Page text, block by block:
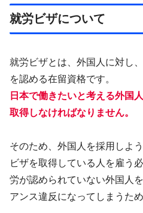
就労ビザについて
就労ビザとは、外国人に対し
を認める在留資格です。
日本で働きたいと考える外国
取得しなければなりません。
そのため、外国人を採用しよ
ビザを取得している人を雇う
労が認められていない外国人
アンス違反になってしまうた